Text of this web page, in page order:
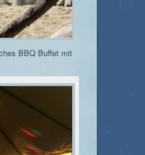
BBQ Buffet mit